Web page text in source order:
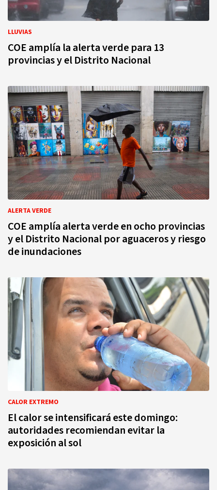
LLUVIAS
COE amplía la alerta verde para 13
provincias y el Distrito Nacional
ALERTA VERDE
COE amplía alerta verde en ocho provincias
y el Distrito Nacional por aguaceros y riesgo
de inundaciones
CALOR EXTREMO
El calor se intensificará este domingo:
autoridades recomiendan evitar la
exposición al sol